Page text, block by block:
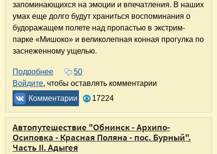
запоминающихся на эмоции и впечатления. В наших
умах еще долго будут храниться воспоминания о
будоражащем полете над пропастью в экстрим-
парке «Мишоко» и великолепная конная прогулка по
заснеженному ущелью.
Подробнее о Экстремальные полеты и конная
50
Войдите, чтобы оставлять комментарии
Комментарии
17224
Автопутешествие "Обнинск - Архипо-
Осиповка - Красная Поляна - пос. Бурный".
Часть II. Адыгея